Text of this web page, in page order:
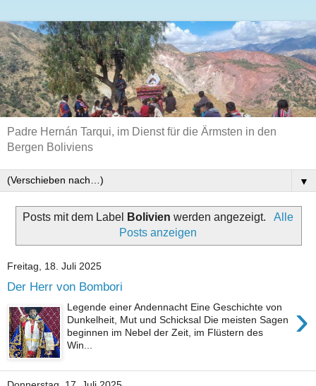
Padre Hernán Tarqui, im Dienst für die Ärmsten in den
Bergen Boliviens
▼
Posts mit dem Label Bolivien werden angezeigt.
Alle
Posts anzeigen
Freitag, 18. Juli 2025
Der Herr von Bombori
›
Legende einer Andennacht Eine Geschichte von
Dunkelheit, Mut und Schicksal Die meisten Sagen
beginnen im Nebel der Zeit, im Flüstern des
Win...